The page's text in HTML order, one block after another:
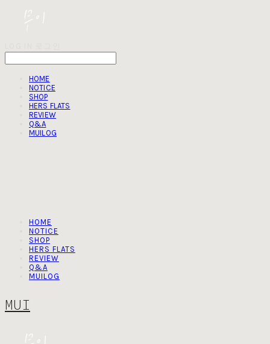
HOME
NOTICE
SHOP
HERS FLATS
REVIEW
Q&A
MUILOG
HOME
NOTICE
SHOP
HERS FLATS
REVIEW
Q&A
MUILOG
MUI